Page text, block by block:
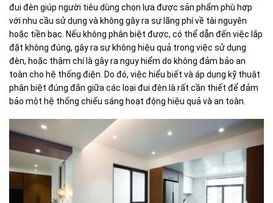
đui đèn giúp người tiêu dùng chọn lựa được sản phẩm phù hợp
với nhu cầu sử dụng và không gây ra sự lãng phí về tài nguyên
hoặc tiền bạc. Nếu không phân biệt được, có thể dẫn đến việc lắp
đặt không đúng, gây ra sự không hiệu quả trong việc sử dụng
đèn, hoặc thậm chí là gây ra nguy hiểm do không đảm bảo an
toàn cho hệ thống điện. Do đó, việc hiểu biết và áp dụng kỹ thuật
phân biệt đúng đắn giữa các loại đui đèn là rất cần thiết để đảm
bảo một hệ thống chiếu sáng hoạt động hiệu quả và an toàn.